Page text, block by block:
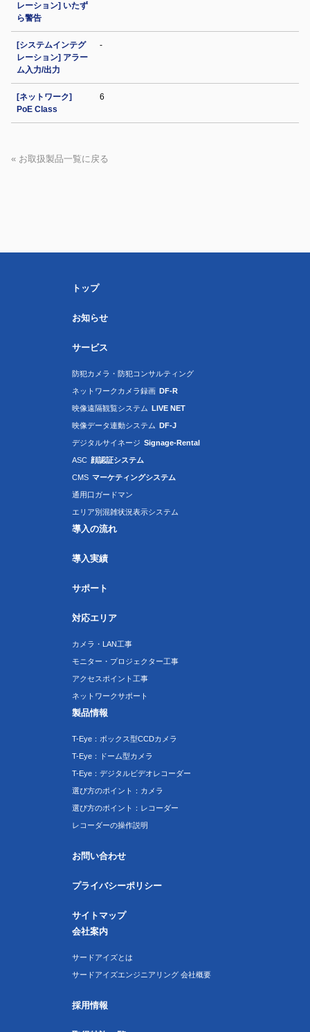
レーション] いたず
ら警告
[システムインテグ
レーション] アラー
ム入力/出力
-
[ネットワーク]
PoE Class
6
« お取扱製品一覧に戻る
トップ
お知らせ
サービス
防犯カメラ・防犯コンサルティング
ネットワークカメラ録画 DF-R
映像遠隔観覧システム LIVE NET
映像データ連動システム DF-J
デジタルサイネージ Signage-Rental
ASC 顔認証システム
CMS マーケティングシステム
通用口ガードマン
エリア別混雑状況表示システム
導入の流れ
導入実績
サポート
対応エリア
カメラ・LAN工事
モニター・プロジェクター工事
アクセスポイント工事
ネットワークサポート
製品情報
T-Eye：ボックス型CCDカメラ
T-Eye：ドーム型カメラ
T-Eye：デジタルビデオレコーダー
選び方のポイント：カメラ
選び方のポイント：レコーダー
レコーダーの操作説明
お問い合わせ
プライバシーポリシー
サイトマップ
会社案内
サードアイズとは
サードアイズエンジニアリング 会社概要
採用情報